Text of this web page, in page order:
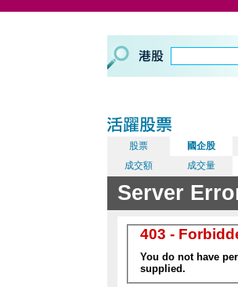
股票 國企股
成交額
成交量